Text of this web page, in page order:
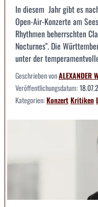
In diesem Jahr gibt es
Open-Air-Konzerte am
Rhythmen beherrschten
Nocturnes". Die
unter der
Geschrieben vonALEXANDER
Veröffentlichungsdatum:
Kategorien:KonzertKritiken